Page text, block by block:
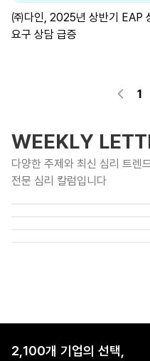
㈜다인, 2025년 상반기 EAP
요구 상담 급증
1
WEEKLY
다양한 주제와 최신 심리 트렌
전문 심리 칼럼입니다
2,100개 기업의 선택,